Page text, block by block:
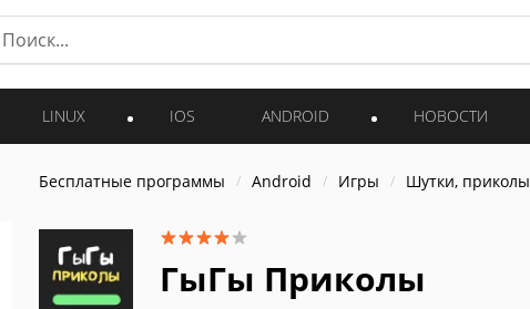
LINUX IOS ANDROID НОВОСТИ
Бесплатные программы Android Игры Шутки, приколы
ГыГы Приколы